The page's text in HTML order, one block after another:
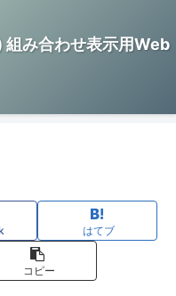
組み合わせ表示用Web
はてブ
コピー